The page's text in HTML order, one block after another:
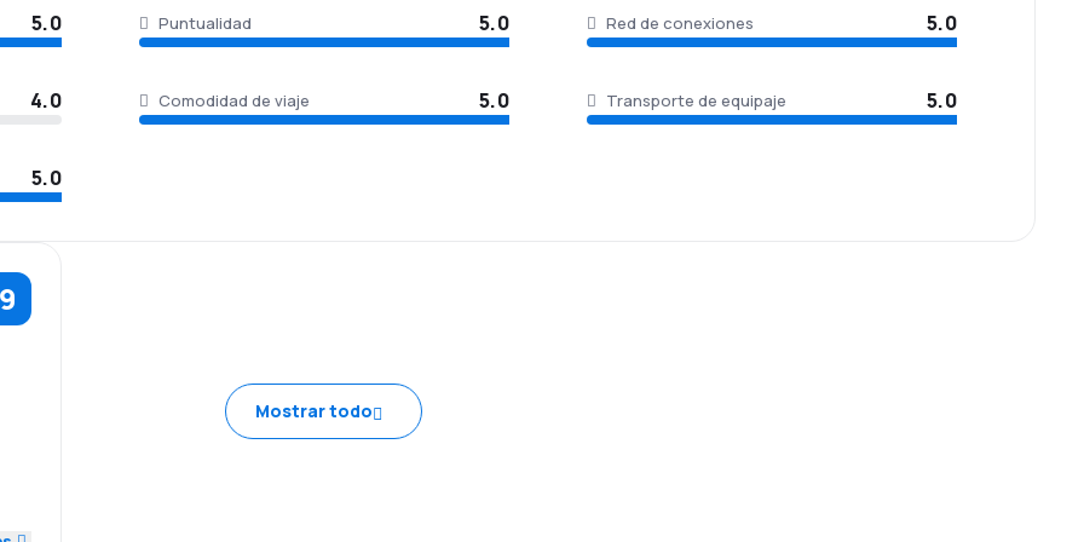
5.0 Puntualidad 5.0 Red de conexiones 5.0
4.0 Comodidad de viaje 5.0 Transporte de equipaje 5.0
5.0
5.0
Mostrar todo